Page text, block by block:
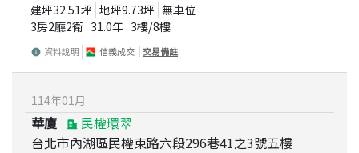
建坪32.51坪 地坪9.73坪 無車位
3房2廳2衛 31.0年 3樓/8樓
資料說明 信義成交 交易備註
114年01 月
華廈
民權環翠
台北市內湖區民權東路六段296巷41之3號五樓